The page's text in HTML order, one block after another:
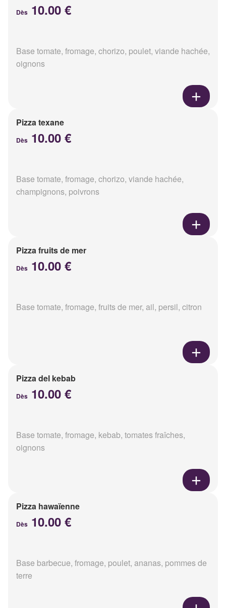
Dès 10.00 €
Base tomate, fromage, chorizo, poulet, viande hachée,
oignons
Pizza texane
Dès 10.00 €
Base tomate, fromage, chorizo, viande hachée,
champignons, poivrons
Pizza fruits de mer
Dès 10.00 €
Base tomate, fromage, fruits de mer, ail, persil, citron
Pizza del kebab
Dès 10.00 €
Base tomate, fromage, kebab, tomates fraîches,
oignons
Pizza hawaïenne
Dès 10.00 €
Base barbecue, fromage, poulet, ananas, pommes de
terre